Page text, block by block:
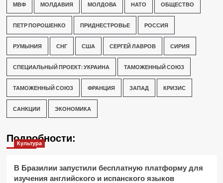
МВФ МОЛДАВИЯ МОЛДОВА НАТО ОБЩЕСТВО
ПЕТР ПОРОШЕНКО ПРИДНЕСТРОВЬЕ РОССИЯ
РУМЫНИЯ СНГ США СЕРГЕЙ ЛАВРОВ СИРИЯ
СПЕЦИАЛЬНЫЙ ПРОЕКТ: УКРАИНА ТАМОЖЕННЫЙ СОЮЗ
ТАМОЖЕННЫЙ СОЮЗ ФРАНЦИЯ ЗАПАД КРИЗИС
САНКЦИИ ЭКОНОМИКА
Подробности:
Культура
В Бразилии запустили бесплатную платформу для
изучения английского и испанского языков